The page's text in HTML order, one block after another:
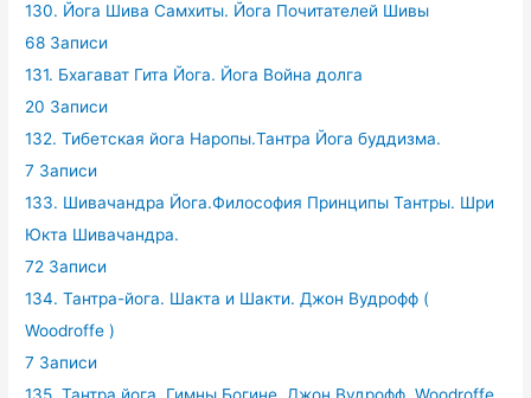
130. Йога Шива Самхиты. Йога Почитателей Шивы
68 Записи
131. Бхагават Гита Йога. Йога Война долга
20 Записи
132. Тибетская йога Наропы.Тантра Йога буддизма.
7 Записи
133. Шивачандра Йога.Философия Принципы Тантры. Шри
Юкта Шивачандра.
72 Записи
134. Тантра-йога. Шакта и Шакти. Джон Вудрофф (
Woodroffe )
7 Записи